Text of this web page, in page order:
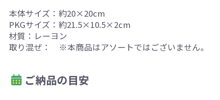
本体サイズ：約20×20cm
PKGサイズ：約21.5×10.5×2cm
材質：レーヨン
取り混ぜ： ※本商品はアソートではございません。
ご納品の目安